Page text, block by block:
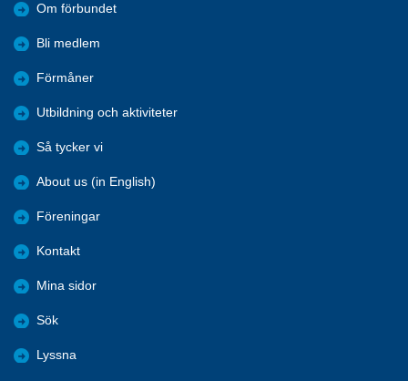
Om förbundet
Bli medlem
Förmåner
Utbildning och aktiviteter
Så tycker vi
About us (in English)
Föreningar
Kontakt
Mina sidor
Sök
Lyssna